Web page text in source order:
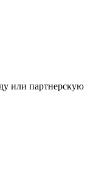
или партнерскую